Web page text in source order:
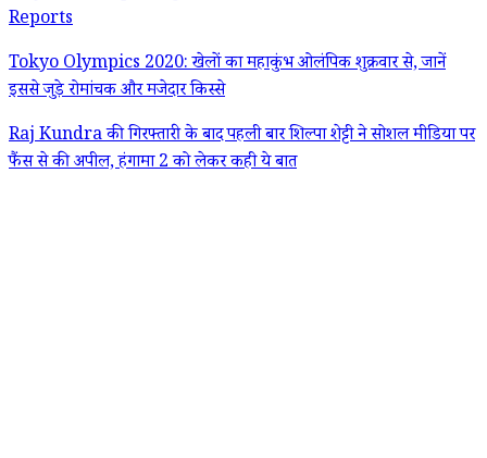
Reports
Tokyo Olympics 2020: खेलों का महाकुंभ ओलंपिक शुक्रवार से, जानें
इससे जुड़े रोमांचक और मजेदार किस्से
Raj Kundra की गिरफ्तारी के बाद पहली बार शिल्पा शेट्टी ने सोशल मीडिया पर
फैंस से की अपील, हंगामा 2 को लेकर कही ये बात